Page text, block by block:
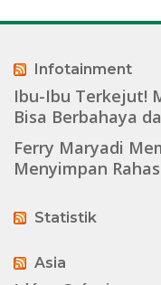
Infotainment
Ibu-Ibu Terkejut!
Bisa Berbahaya
Ferry Maryadi
Menyimpan
Statistik
Asia